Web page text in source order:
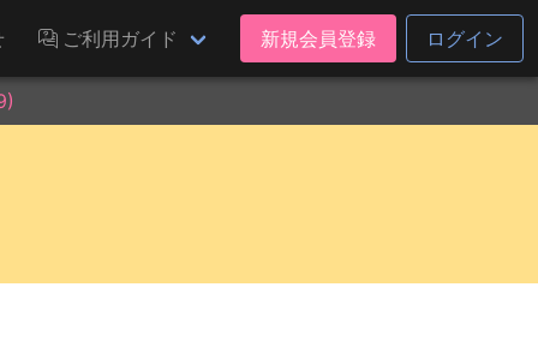
ご利用ガイド 新規会員登録 ログイン